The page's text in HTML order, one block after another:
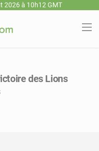
2026 à 10h12 GMT
des Lions